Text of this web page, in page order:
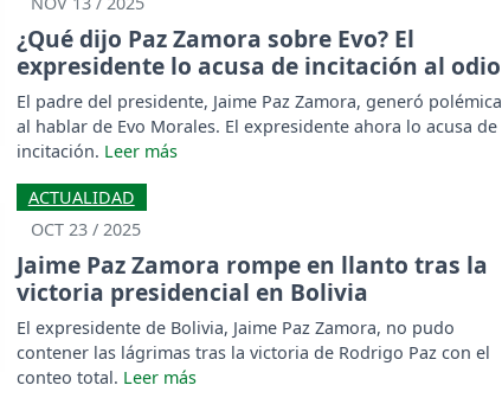
¿Qué dijo Paz Zamora sobre Evo? El
expresidente lo acusa de incitación al odio
El padre del presidente, Jaime Paz Zamora, generó polémica
al hablar de Evo Morales. El expresidente ahora lo acusa de
incitación.
ACTUALIDAD
OCT 23 / 2025
Jaime Paz Zamora rompe en llanto tras la
victoria presidencial en Bolivia
El expresidente de Bolivia, Jaime Paz Zamora, no pudo
contener las lágrimas tras la victoria de Rodrigo Paz con el
conteo total.